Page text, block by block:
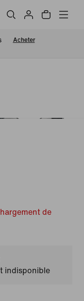
Acheter
de
indisponible